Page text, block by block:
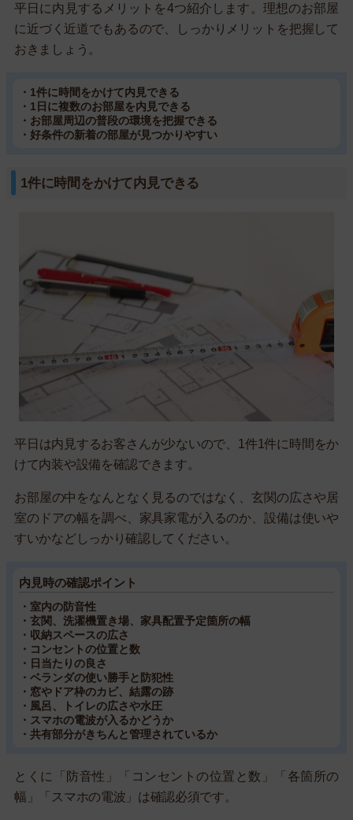
平日に内見するメリットを4つ紹介します。理想のお部屋
に近づく近道でもあるので、しっかりメリットを把握して
おきましょう。
・1件に時間をかけて内見できる
・1日に複数のお部屋を内見できる
・お部屋周辺の普段の環境を把握できる
・好条件の新着の部屋が見つかりやすい
1件に時間をかけて内見できる
平日は内見するお客さんが少ないので、1件1件に時間をか
けて内装や設備を確認できます。
お部屋の中をなんとなく見るのではなく、玄関の広さや居
室のドアの幅を調べ、家具家電が入るのか、設備は使いや
すいかなどしっかり確認してください。
内見時の確認ポイント
・室内の防音性
・玄関、洗濯機置き場、家具配置予定箇所の幅
・収納スペースの広さ
・コンセントの位置と数
・日当たりの良さ
・ベランダの使い勝手と防犯性
・窓やドア枠のカビ、結露の跡
・風呂、トイレの広さや水圧
・スマホの電波が入るかどうか
・共有部分がきちんと管理されているか
とくに「防音性」「コンセントの位置と数」「各箇所の
幅」「スマホの電波」は確認必須です。